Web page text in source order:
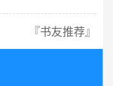
『书友推荐』